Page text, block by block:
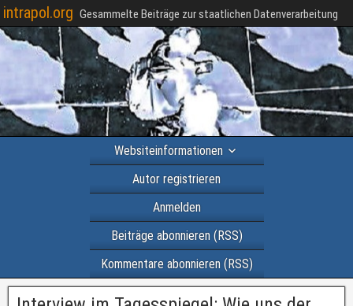
intrapol.org Gesammelte Beiträge zur staatlichen Datenverarbeitung
Websiteinformationen
Autor registrieren
Anmelden
Beiträge abonnieren (RSS)
Kommentare abonnieren (RSS)